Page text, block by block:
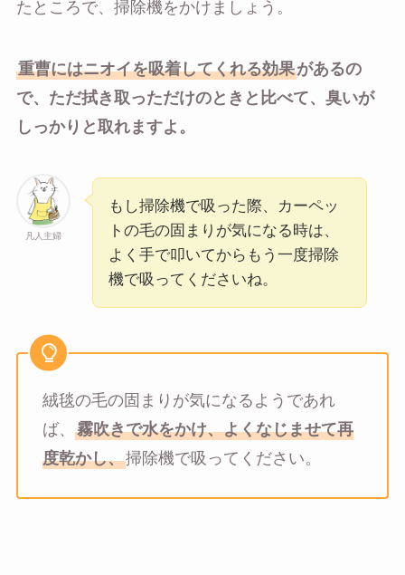
たところで、掃除機をかけましょう。
重曹にはニオイを吸着してくれる効果があるの
で、ただ拭き取っただけのときと比べて、臭いが
しっかりと取れますよ。
凡人主婦
もし掃除機で吸った際、カーペッ
トの毛の固まりが気になる時は、
よく手で叩いてからもう一度掃除
機で吸ってくださいね。
絨毯の毛の固まりが気になるようであれ
ば、 霧吹きで水をかけ、よくなじませて再
度乾かし、掃除機で吸ってください。